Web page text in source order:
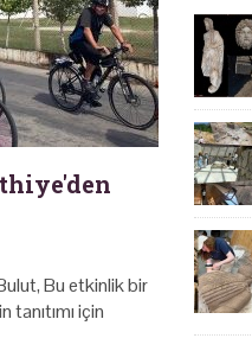
Bu etkinlik bir
için